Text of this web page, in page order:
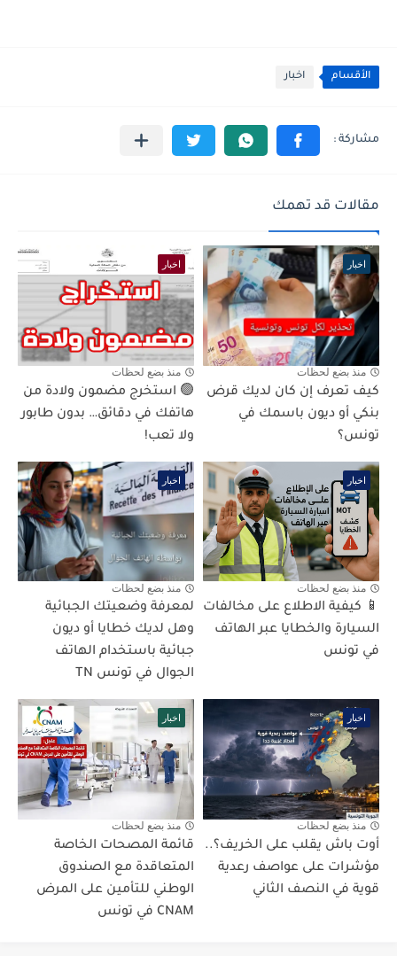
الأقسام اخبار
مقالات قد تهمك
اخبار
منذ بضع لحظات
كيف تعرف إن كان لديك قرض
بنكي أو ديون باسمك في
تونس؟
اخبار
منذ بضع لحظات
🟢 استخرج مضمون ولادة من
هاتفك في دقائق… بدون طابور
ولا تعب!
اخبار
منذ بضع لحظات
📱 كيفية الاطلاع على مخالفات
السيارة والخطايا عبر الهاتف
في تونس
اخبار
منذ بضع لحظات
لمعرفة وضعيتك الجبائية
وهل لديك خطايا أو ديون
جبائية باستخدام الهاتف
الجوال في تونس TN
اخبار
منذ بضع لحظات
أوت باش يقلب على الخريف؟..
مؤشرات على عواصف رعدية
قوية في النصف الثاني
اخبار
منذ بضع لحظات
قائمة المصحات الخاصة
المتعاقدة مع الصندوق
الوطني للتأمين على المرض
CNAM في تونس